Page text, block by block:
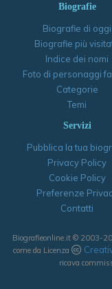
Biografie
Biografie di oggi
Biografie più
Indice dei nomi
Foto di personaggi
Categorie
Temi
Servizi
Pubblica la tua
Privacy Policy
Cookie Policy
Preferenze
Contatti
Biografieonline.it © 2003-
come da Licenza
ricava